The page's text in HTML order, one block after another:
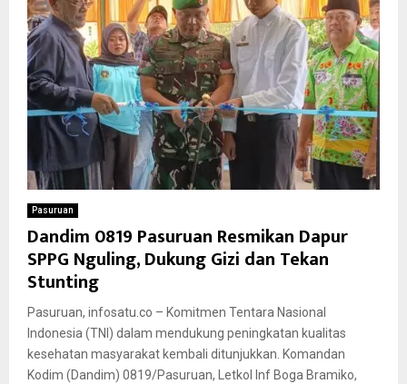
Pasuruan
Dandim 0819 Pasuruan Resmikan Dapur
SPPG Nguling, Dukung Gizi dan Tekan
Stunting
Pasuruan, infosatu.co – Komitmen Tentara Nasional
Indonesia (TNI) dalam mendukung peningkatan kualitas
kesehatan masyarakat kembali ditunjukkan. Komandan
Kodim (Dandim) 0819/Pasuruan, Letkol Inf Boga Bramiko,